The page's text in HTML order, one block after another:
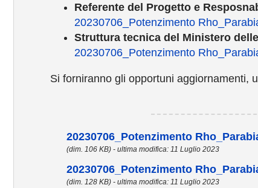
Referente del Progetto e
20230706_Potenzimento
Struttura tecnica del Ministero
20230706_Potenzimento
Si forniranno gli opportuni aggiornamenti,
20230706_Potenzimento
(dim. 106 KB) - ultima modifica: 11 Luglio 2023
20230706_Potenzimento
(dim. 128 KB) - ultima modifica: 11 Luglio 2023